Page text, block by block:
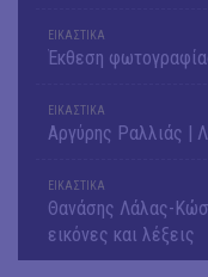
ΕΙΚΑΣΤΙΚΑ
Έκθεση
ΕΙΚΑΣΤΙΚΑ
Αργύρης Ραλλιάς |
ΕΙΚΑΣΤΙΚΑ
Θανάσης Λάλας-
εικόνες και λέξεις